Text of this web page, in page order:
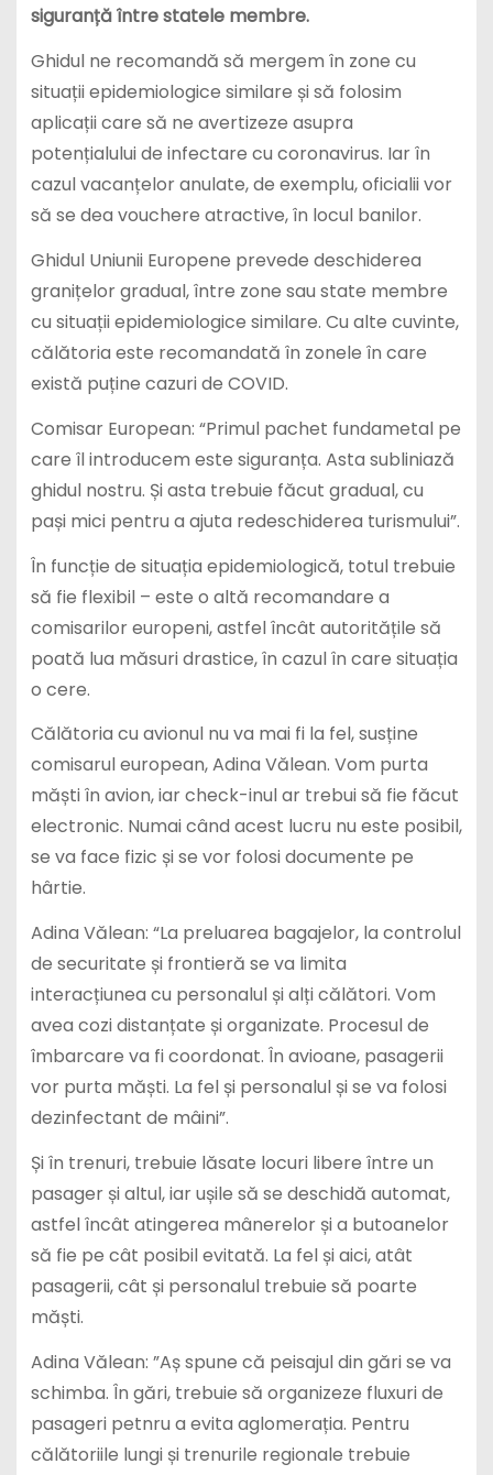
siguranță între statele membre.
Ghidul ne recomandă să mergem în zone cu
situații epidemiologice similare și să folosim
aplicații care să ne avertizeze asupra
potențialului de infectare cu coronavirus. Iar în
cazul vacanțelor anulate, de exemplu, oficialii vor
să se dea vouchere atractive, în locul banilor.
Ghidul Uniunii Europene prevede deschiderea
granițelor gradual, între zone sau state membre
cu situații epidemiologice similare. Cu alte cuvinte,
călătoria este recomandată în zonele în care
există puține cazuri de COVID.
Comisar European: “Primul pachet fundametal pe
care îl introducem este siguranța. Asta subliniază
ghidul nostru. Și asta trebuie făcut gradual, cu
pași mici pentru a ajuta redeschiderea turismului”.
În funcție de situația epidemiologică, totul trebuie
să fie flexibil – este o altă recomandare a
comisarilor europeni, astfel încât autoritățile să
poată lua măsuri drastice, în cazul în care situația
o cere.
Călătoria cu avionul nu va mai fi la fel, susține
comisarul european, Adina Vălean. Vom purta
măști în avion, iar check-inul ar trebui să fie făcut
electronic. Numai când acest lucru nu este posibil,
se va face fizic și se vor folosi documente pe
hârtie.
Adina Vălean: “La preluarea bagajelor, la controlul
de securitate și frontieră se va limita
interacțiunea cu personalul și alți călători. Vom
avea cozi distanțate și organizate. Procesul de
îmbarcare va fi coordonat. În avioane, pasagerii
vor purta măști. La fel și personalul și se va folosi
dezinfectant de mâini”.
Și în trenuri, trebuie lăsate locuri libere între un
pasager și altul, iar ușile să se deschidă automat,
astfel încât atingerea mânerelor și a butoanelor
să fie pe cât posibil evitată. La fel și aici, atât
pasagerii, cât și personalul trebuie să poarte
măști.
Adina Vălean: ”Aș spune că peisajul din gări se va
schimba. În gări, trebuie să organizeze fluxuri de
pasageri petnru a evita aglomerația. Pentru
călătoriile lungi și trenurile regionale trebuie